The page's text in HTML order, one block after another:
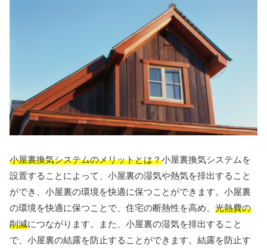
小屋裏換気システムのメリットとは？小屋裏換気システムを
設置することによって、小屋裏の湿気や熱気を排出すること
ができ、小屋裏の環境を快適に保つことができます。小屋裏
の環境を快適に保つことで、住宅の断熱性を高め、 光熱費の
削減につながります。また、小屋裏の湿気を排出すること
で、小屋裏の結露を防止することができます。結露を防止す